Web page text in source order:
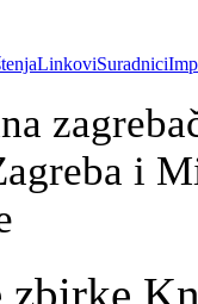
LinkoviSuradnici
i